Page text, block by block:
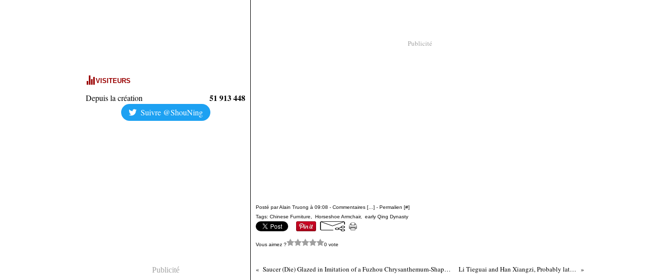
VISITEURS
Depuis la création 51 913 448
Suivre @ShouNing
Publicité
Publicité
Posté par Alain Truong à 09:08 - Commentaires [ ] - Permalien [#]
Tags: Chinese Furniture Horseshoe Armchair, early Qing Dynasty
Vous aimez ? 0 vote
Saucer (Die) Glazed in Imitation of a Fuzhou Chrysanthemum-Shaped Lacquer, Qianlong mark and period, dated 1774 Li Tieguai and Han Xiangzi, Probably late Qing dynasty, about 1800-1911